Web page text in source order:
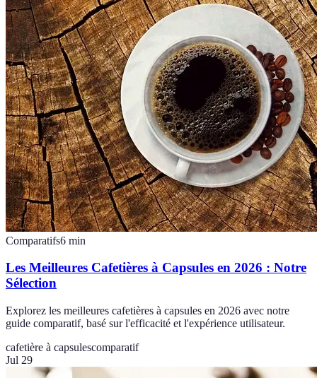
Comparatifs6 min
Les Meilleures Cafetières à Capsules en 2026 : Notre
Sélection
Explorez les meilleures cafetières à capsules en 2026 avec notre
guide comparatif, basé sur l'efficacité et l'expérience utilisateur.
cafetière à capsulescomparatif
Jul 29